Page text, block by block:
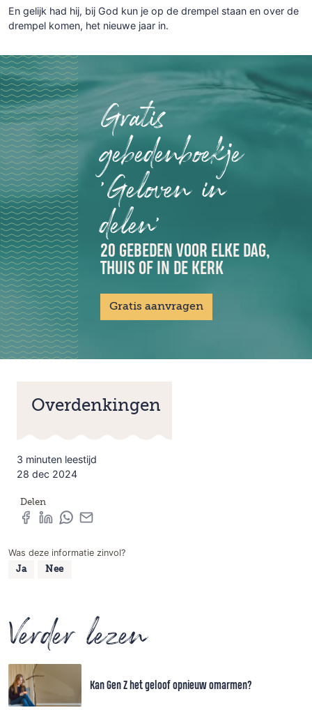
En gelijk had hij, bij God kun je op de drempel staan en over de
drempel komen, het nieuwe jaar in.
Gratis
gebedenboekje
'Geloven in
delen'
20 GEBEDEN VOOR ELKE DAG,
THUIS OF IN DE KERK
Gratis aanvragen
Overdenkingen
3 minuten leestijd
28 dec 2024
Delen
Was deze informatie zinvol?
Ja Nee
Verder lezen
Kan Gen Z het geloof opnieuw omarmen?